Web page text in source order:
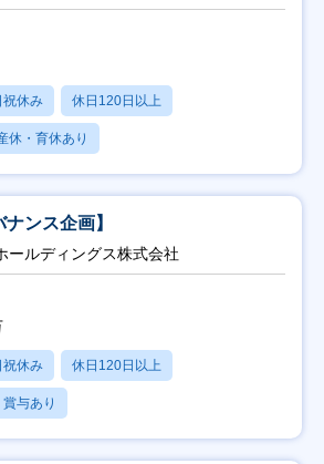
祝休み 休日120日以上
休・育休あり
ナンス企画】
ールディングス株式会社
祝休み 休日120日以上
賞与あり